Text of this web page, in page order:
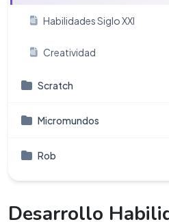
Habilidades Siglo XXI
Creatividad
Scratch
Micromundos
Rob
Desarrollo